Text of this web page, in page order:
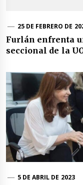
25 DE FEBRERO DE
Furlán enfrenta
seccional de la
5 DE ABRIL DE 2023